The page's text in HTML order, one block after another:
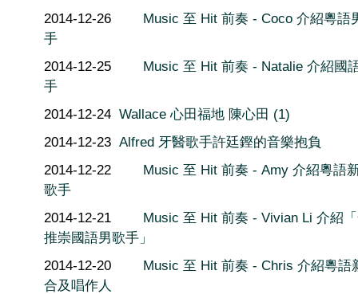
2014-12-26
Music 至 Hit 前奏 - Coco 介紹粵語
手
2014-12-25
Music 至 Hit 前奏 - Natalie 介紹國
手
2014-12-24 Wallace 心田福地 陳心田 (1)
2014-12-23 Alfred 牙醫歌手許廷鏗的音樂抱負
2014-12-22
Music 至 Hit 前奏 - Amy 介紹粵語
歌手
2014-12-21
Music 至 Hit 前奏 - Vivian Li 介紹
推崇國語男歌手」
2014-12-20
Music 至 Hit 前奏 - Chris 介紹粵語
合及唱作人